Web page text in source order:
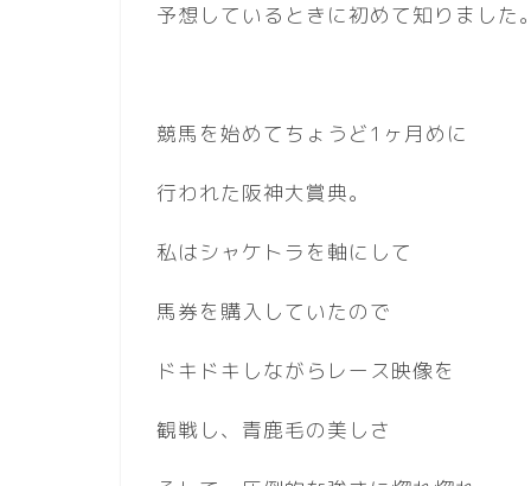
予想しているときに初めて知りました
競馬を始めてちょうど1ヶ月めに
行われた阪神大賞典。
私はシャケトラを軸にして
馬券を購入していたので
ドキドキしながらレース映像を
観戦し、青鹿毛の美しさ